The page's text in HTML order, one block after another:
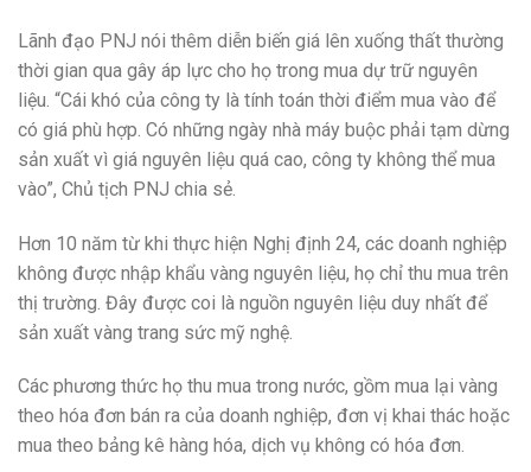
Lãnh đạo PNJ nói thêm diễn biến giá lên xuống thất thường
thời gian qua gây áp lực cho họ trong mua dự trữ nguyên
liệu. “Cái khó của công ty là tính toán thời điểm mua vào để
có giá phù hợp. Có những ngày nhà máy buộc phải tạm dừng
sản xuất vì giá nguyên liệu quá cao, công ty không thể mua
vào”, Chủ tịch PNJ chia sẻ.
Hơn 10 năm từ khi thực hiện Nghị định 24, các doanh nghiệp
không được nhập khẩu vàng nguyên liệu, họ chỉ thu mua trên
thị trường. Đây được coi là nguồn nguyên liệu duy nhất để
sản xuất vàng trang sức mỹ nghệ.
Các phương thức họ thu mua trong nước, gồm mua lại vàng
theo hóa đơn bán ra của doanh nghiệp, đơn vị khai thác hoặc
mua theo bảng kê hàng hóa, dịch vụ không có hóa đơn.